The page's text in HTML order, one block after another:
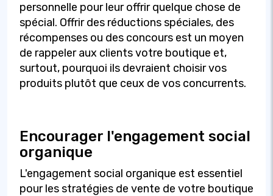
personnelle pour leur offrir quelque chose de
spécial. Offrir des réductions spéciales, des
récompenses ou des concours est un moyen
de rappeler aux clients votre boutique et,
surtout, pourquoi ils devraient choisir vos
produits plutôt que ceux de vos concurrents.
Encourager l'engagement social
organique
L'engagement social organique est essentiel
pour les stratégies de vente de votre boutique